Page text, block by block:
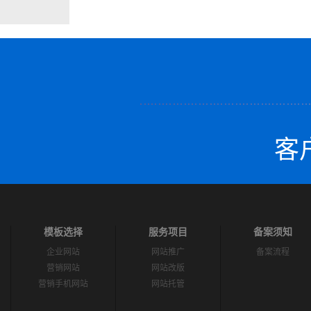
客
模板选择
企业网站
营销网站
营销手机网站
服务项目
网站推广
网站改版
网站托管
备案须知
备案流程